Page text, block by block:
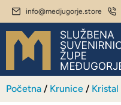
info@medjugorje.store
Početna / Krunice / Kristal